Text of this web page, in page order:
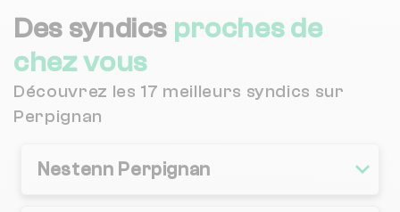
Des syndics proches de
chez vous
Découvrez les 17 meilleurs syndics sur
Perpignan
Nestenn Perpignan